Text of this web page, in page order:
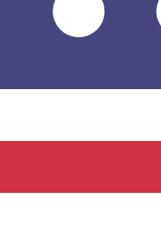
Wir verwenden den
Von Ungarischer Forint